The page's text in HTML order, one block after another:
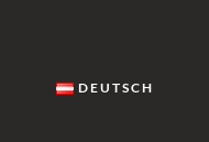
DEUTSCH